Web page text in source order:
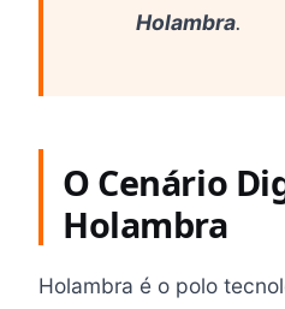
Holambra.
O Cenário
Holambra
Holambra é o polo